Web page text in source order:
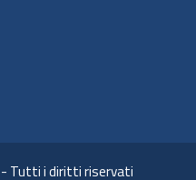
- Tutti i diritti riservati